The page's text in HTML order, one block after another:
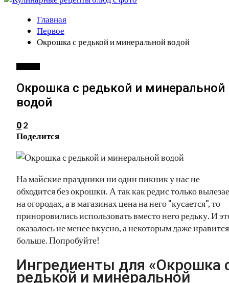
Главная
Первое
Окрошка с редькой и минеральной водой
Окрошка с редькой и минеральной
водой
0 2
Поделится
На майские праздники ни один пикник у нас не
обходится без окрошки. А так как редис только
на огородах, а в магазинах цена на него "кусается", то
приноровились использовать вместо него редьку. И
оказалось не менее вкусно, а некоторым даже нравится
больше. Попробуйте!
Ингредиенты для «Окрошка
редькой и минеральной